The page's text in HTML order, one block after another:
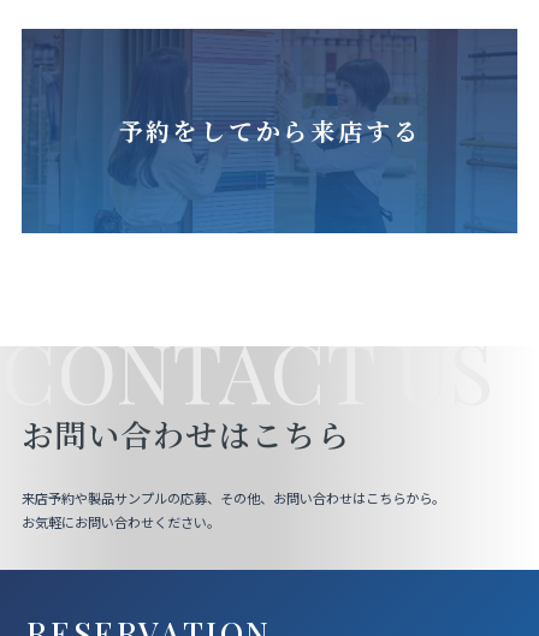
予約をしてから来店する
CONTACT US
お問い合わせはこちら
来店予約や製品サンプルの応募、その他、お問い合わせはこちらから。
お気軽にお問い合わせください。